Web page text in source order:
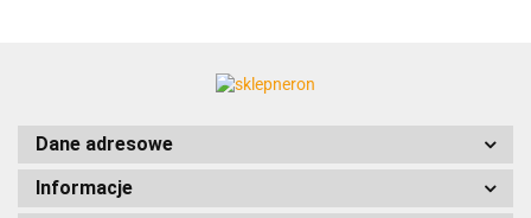
Dane adresowe
Informacje